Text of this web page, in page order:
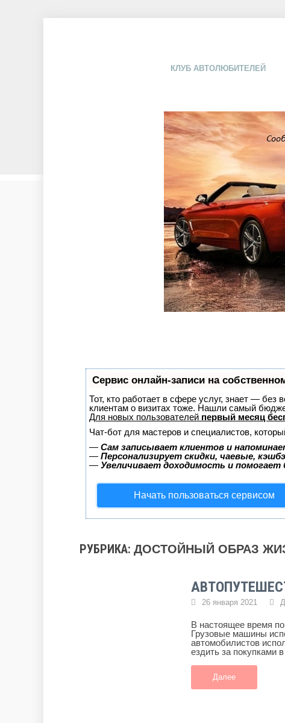
КЛУБ АВТОЛЮБИТЕЛЕЙ
Сервис онлайн-записи на
Тот, кто работает в сфере услуг, знает — без
клиентам о визитах тоже. Нашли самый
Для новых пользователей первый месяц
Чат-бот для мастеров и специалистов,
— Сам записывает клиентов и
— Персонализирует скидки, чаевые,
— Увеличивает доходимость и
Начать пользоваться сервисом
РУБРИКА: ДОСТОЙНЫЙ ОБРАЗ
26 января 2021
В настоящее время
Грузовые машины
автомобилистов
ездить за покупками
Далее